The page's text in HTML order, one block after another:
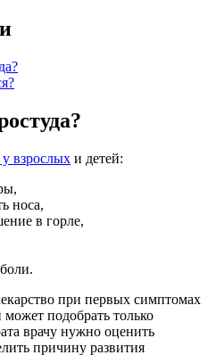
взрослых и детей:
носа,
в горле,
при первых симптомах
подобрать только
врачу нужно оценить
причину развития